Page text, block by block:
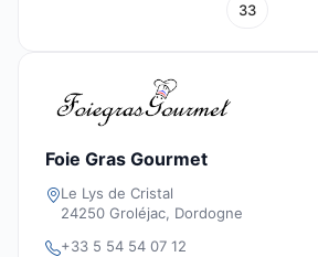
33
Foie Gras Gourmet
Le Lys de Cristal
24250 Groléjac, Dordogne
+33 5 54 54 07 12